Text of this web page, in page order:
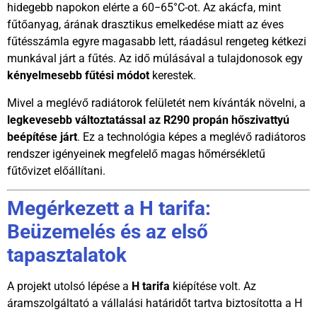
hidegebb napokon elérte a 60−65°C-ot. Az akácfa, mint
fűtőanyag, árának drasztikus emelkedése miatt az éves
fűtésszámla egyre magasabb lett, ráadásul rengeteg kétkezi
munkával járt a fűtés. Az idő múlásával a tulajdonosok egy
kényelmesebb fűtési módot kerestek.
Mivel a meglévő radiátorok felületét nem kívánták növelni, a
legkevesebb változtatással az R290 propán hőszivattyú
beépítése járt. Ez a technológia képes a meglévő radiátoros
rendszer igényeinek megfelelő magas hőmérsékletű
fűtővizet előállítani.
Megérkezett a H tarifa:
Beüzemelés és az első
tapasztalatok
A projekt utolsó lépése a H tarifa kiépítése volt. Az
áramszolgáltató a vállalási határidőt tartva biztosította a H